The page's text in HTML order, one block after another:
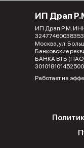
ИП Драп
ИП Драп Р.М.
Москва, ул.
Банковские
БАНКА ВТБ (ПАО)
Работает на